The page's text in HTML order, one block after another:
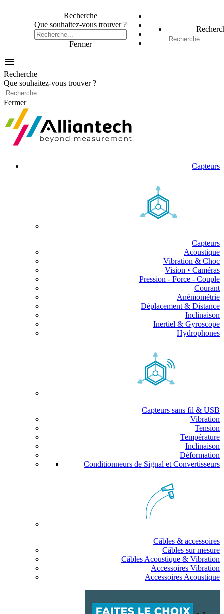
Recherche
Que souhaitez-vous trouver ?
Fermer

Recherche
Que souhaitez-vous trouver ?
Fermer
Capteurs
Capteurs
Acoustique
Vibration & Choc
Vision • Caméras
Pression - Force - Couple
Courant
Anémométrie
Déplacement & Distance
Inclinaison
Inertiel & Gyroscope
Hydrophones
Capteurs sans fil & USB
Vibration
Tension
Température
Inclinaison
Déformation
Conditionneurs de Signal et Convertisseurs
Câbles & accessoires
Câbles sur mesure
Câbles Acoustique & Vibration
Accessoires Vibration
Accessoires Acoustique